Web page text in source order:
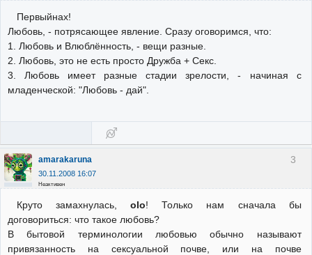
Первыйнах!
Любовь, - потрясающее явление. Сразу оговоримся, что:
1. Любовь и Влюблённость, - вещи разные.
2. Любовь, это не есть просто Дружба + Секс.
3. Любовь имеет разные стадии зрелости, - начиная с
младенческой: "Любовь - дай".
3
amarakaruna
30.11.2008 16:07
Неактивен
Круто замахнулась,olo! Только нам сначала бы
договориться: что такое любовь?
В бытовой терминологии любовью обычно называют
привязанность на сексуальной почве, или на почве